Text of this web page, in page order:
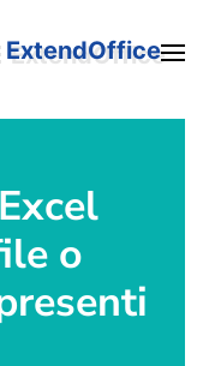
ExtendOffice
o